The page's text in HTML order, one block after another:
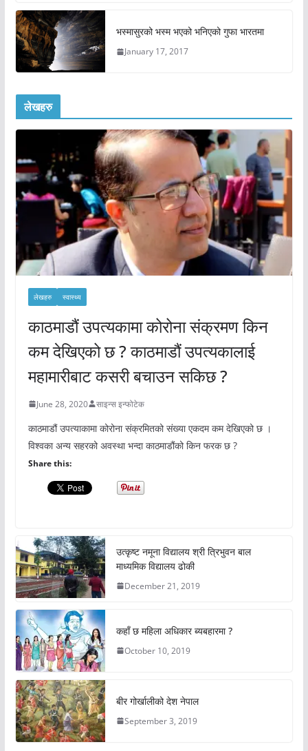
भस्मासुरको भस्म भएको भनिएको गुफा भारतमा
January 17, 2017
लेखहरु
लेखहरु स्वास्थ्य
काठमाडौं उपत्यकामा कोरोना संक्रमण किन
कम देखिएको छ ? काठमाडौं उपत्यकालाई
महामारीबाट कसरी बचाउन सकिछ ?
June 28, 2020 साइन्स इन्फोटेक
काठमाडौं उपत्याकामा कोरोना संक्रमितको संख्या एकदम कम देखिएको छ ।
विश्वका अन्य सहरको अवस्था भन्दा काठमाडौंको किन फरक छ ?
Share this:
उत्कृष्ट नमूना विद्यालय श्री त्रिभुवन बाल
माध्यमिक विद्यालय ढोकी
December 21, 2019
कहाँ छ महिला अधिकार ब्यबहारमा ?
October 10, 2019
बीर गोर्खालीको देश नेपाल
September 3, 2019